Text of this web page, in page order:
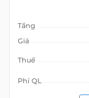
Tầng
Giá
Thuế
Phí QL